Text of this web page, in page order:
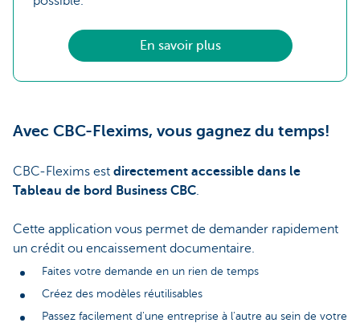
En savoir plus
Avec CBC-Flexims, vous gagnez du temps!
CBC-Flexims est directement accessible dans le
Tableau de bord Business CBC.
Cette application vous permet de demander rapidement
un crédit ou encaissement documentaire.
Faites votre demande en un rien de temps
Créez des modèles réutilisables
Passez facilement d'une entreprise à l'autre au sein de votre